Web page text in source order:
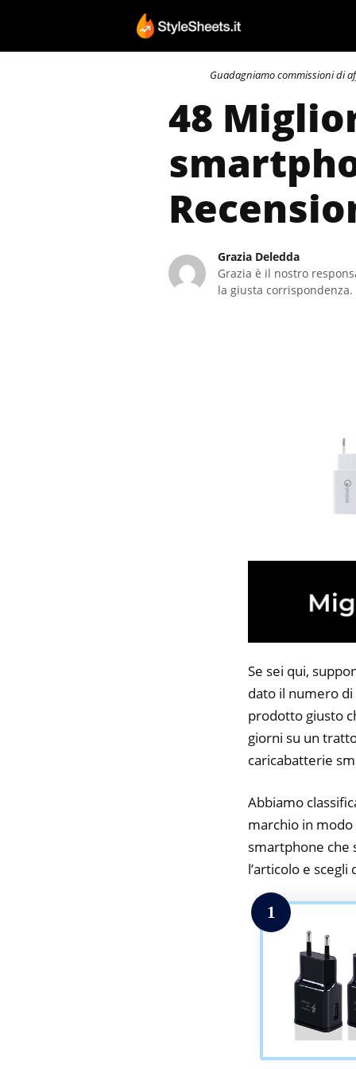
contenuto
Guadagniamo commissioni di
48
Grazia Deledda
Grazia è il nostro
la giusta
Se sei qui,
dato il numero
prodotto giusto
giorni su un
caricabatterie
Abbiamo
marchio in
smartphone che
l’articolo e
1